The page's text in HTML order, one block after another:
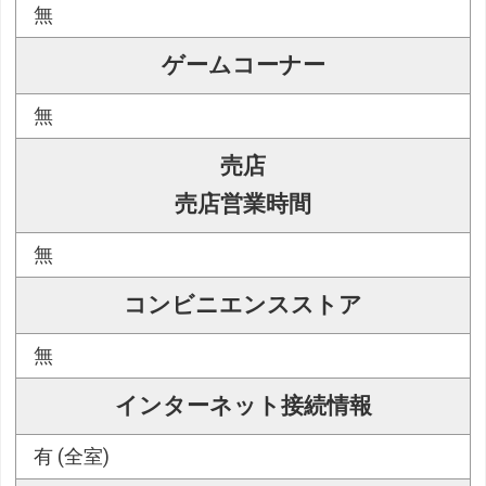
無
ゲームコーナー
無
売店
売店営業時間
無
コンビニエンスストア
無
インターネット接続情報
有 (全室)